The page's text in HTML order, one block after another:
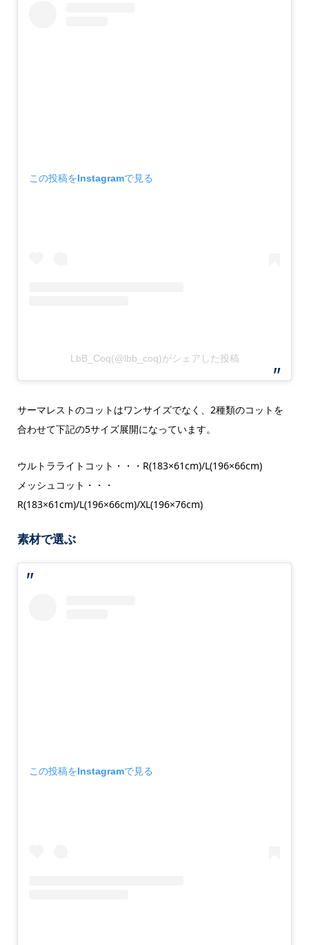
この投稿をInstagramで見る
LbB_Coq(@lbb_coq)がシェアした投稿
サーマレストのコットはワンサイズでなく、2種類のコットを
合わせて下記の5サイズ展開になっています。
ウルトラライトコット・・・R(183×61cm)/L(196×66cm)
メッシュコット・・・
R(183×61cm)/L(196×66cm)/XL(196×76cm)
素材で選ぶ
この投稿をInstagramで見る